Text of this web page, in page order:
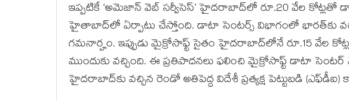
ఇప్పటికే ‘అమెజాన్‌ వెబ్‌ సర్వీసెస్‌’ హైదరాబాద్‌లో రూ.20 వేల
హైతాబాద్‌లో ఏర్పాటు చేస్తోంది. డాటా సెంటర్స్‌ విభాగంలో భారత్‌కు
గమనార్హం. ఇప్పుడు మైక్రోసాఫ్ట్‌ సైతం హైదరాబాద్‌లోనే రూ.15 వేల
ముందుకు వ‌చ్చింది. ఈ ప్ర‌తిపాద‌న‌లు ఫ‌లించి మైక్రోసాఫ్ట్‌ డాటా
హైదరాబాద్‌కు వచ్చిన రెండో అతిపెద్ద విదేశీ ప్రత్యక్ష పెట్టుబడి (ఎఫ్‌డీఐ)